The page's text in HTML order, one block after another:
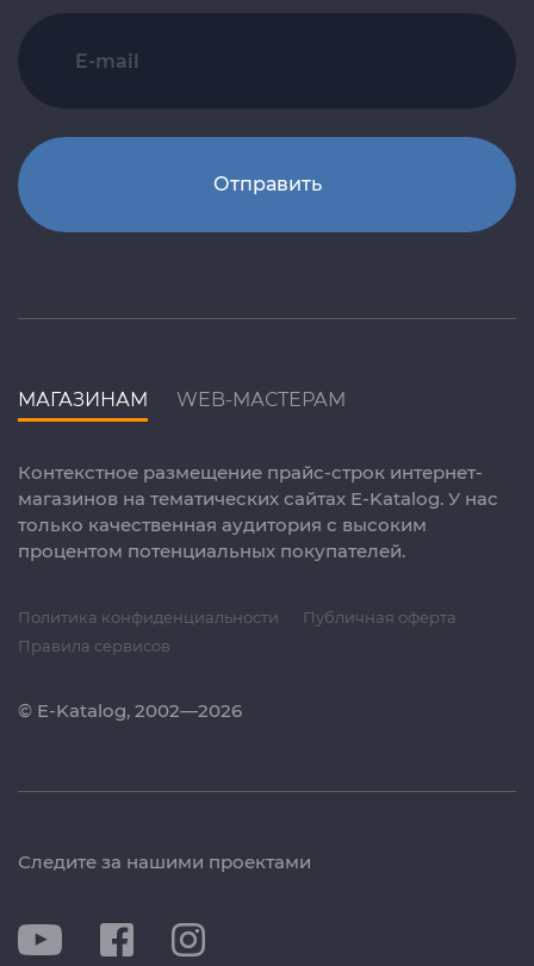
Отправить
МАГАЗИНАМ WEB-МАСТЕРАМ
Контекстное размещение прайс-строк интернет-
магазинов на тематических сайтах E-Katalog. У нас
только качественная аудитория с высоким
процентом потенциальных покупателей.
Политика конфиденциальности
Публичная оферта
Правила сервисов
© E-Katalog, 2002—2026
Следите за нашими проектами